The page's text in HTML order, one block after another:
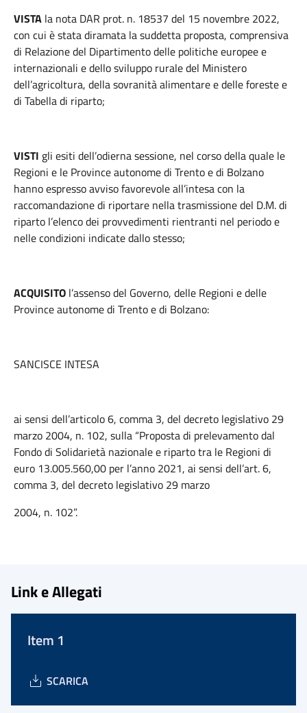
VISTA la nota DAR prot. n. 18537 del 15 novembre 2022,
con cui è stata diramata la suddetta proposta, comprensiva
di Relazione del Dipartimento delle politiche europee e
internazionali e dello sviluppo rurale del Ministero
dell’agricoltura, della sovranità alimentare e delle foreste e
di Tabella di riparto;
VISTI gli esiti dell’odierna sessione, nel corso della quale le
Regioni e le Province autonome di Trento e di Bolzano
hanno espresso avviso favorevole all’intesa con la
raccomandazione di riportare nella trasmissione del D.M. di
riparto l’elenco dei provvedimenti rientranti nel periodo e
nelle condizioni indicate dallo stesso;
ACQUISITO l’assenso del Governo, delle Regioni e delle
Province autonome di Trento e di Bolzano:
SANCISCE INTESA
ai sensi dell’articolo 6, comma 3, del decreto legislativo 29
marzo 2004, n. 102, sulla “Proposta di prelevamento dal
Fondo di Solidarietà nazionale e riparto tra le Regioni di
euro 13.005.560,00 per l’anno 2021, ai sensi dell’art. 6,
comma 3, del decreto legislativo 29 marzo
2004, n. 102”.
Link e Allegati
Item 1
SCARICA